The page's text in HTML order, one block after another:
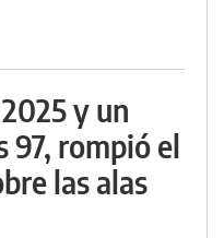
y un
97, rompió el
las alas